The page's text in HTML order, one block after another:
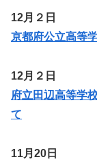
12月２日
京都府公立高等
12月２日
府立田辺高等学
て
11月20日